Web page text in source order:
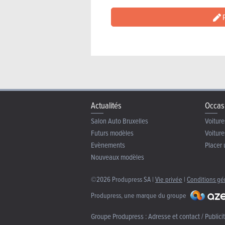
Actualités
Salon Auto Bruxelles
Futurs modèles
Evènements
Nouveaux modèles
Placer
©2026 Produpress SA | Vie privée | Conditions
Produpress, une marque du groupe
Groupe Produpress :Adresse et contact /